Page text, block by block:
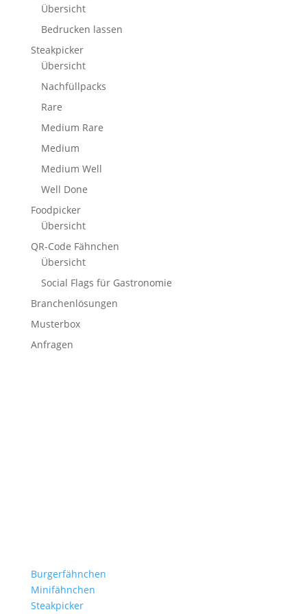
Übersicht
Bedrucken lassen
Steakpicker
Übersicht
Nachfüllpacks
Rare
Medium Rare
Medium
Medium Well
Well Done
Foodpicker
Übersicht
QR-Code Fähnchen
Übersicht
Social Flags für Gastronomie
Branchenlösungen
Musterbox
Anfragen
Burgerfähnchen
Minifähnchen
Steakpicker